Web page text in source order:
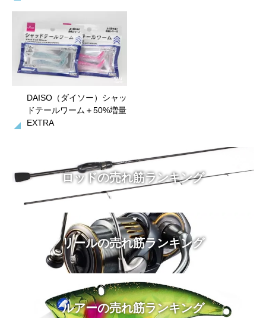
DAISO（ダイソー）シャッ
ドテールワーム＋50%増量
EXTRA
ロッドの売れ筋ランキング
リールの売れ筋ランキング
ルアーの売れ筋ランキング